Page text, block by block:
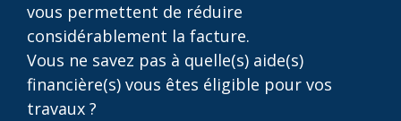
vous permettent de réduire
considérablement la facture.
Vous ne savez pas à quelle(s) aide(s)
financière(s) vous êtes éligible pour vos
travaux ?